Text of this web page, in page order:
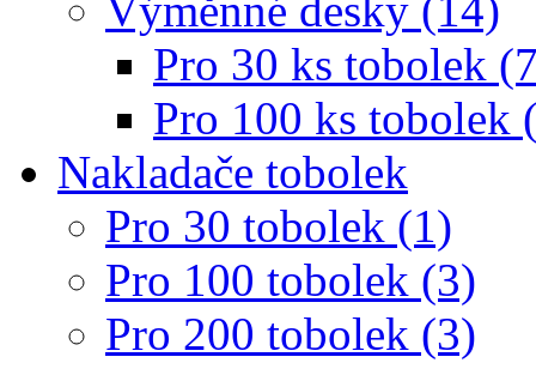
Pro 30 ks tobolek
Pro 100 ks tobolek
Nakladače tobolek
Pro 30 tobolek (1)
Pro 100 tobolek (3)
Pro 200 tobolek (3)